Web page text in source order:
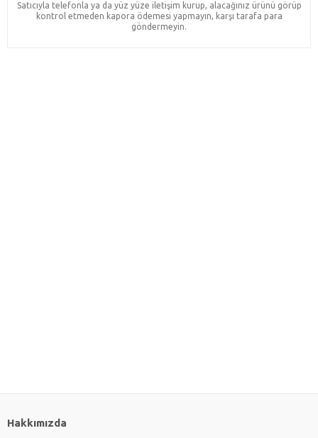
Satıcıyla telefonla ya da yüz yüze iletişim kurup, alacağınız ürünü görüp
kontrol etmeden kapora ödemesi yapmayın, karşı tarafa para
göndermeyin.
Hakkımızda